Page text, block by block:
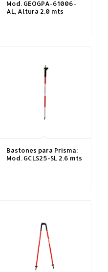
Mod. GEOGPA-61006-
AL, Altura 2.0 mts
Bastones para Prisma:
Mod. GCLS25-SL 2.6 mts